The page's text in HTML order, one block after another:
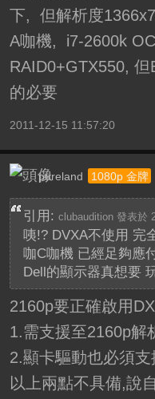
下, 但解析度
A咖機, i7-2600k
RAID0+GTX550,
的必要
2011-12-15 11:57:20
pureland 1080p 金牌
引用: clubaudition 發表於
咦!? DVXA不使用 完
咖C咖機 已經足夠應
Dell的顯示器真想要
2160p要正確啟用
1.需支援至2160p解
2.顯卡驅動也必須
以上兩點不具備,說